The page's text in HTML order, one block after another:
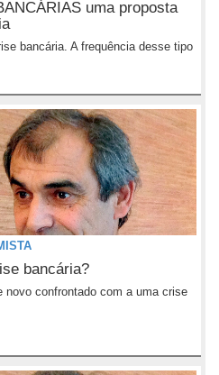
uma proposta
bancária. A frequência desse tipo
bancária?
novo confrontado com a uma crise